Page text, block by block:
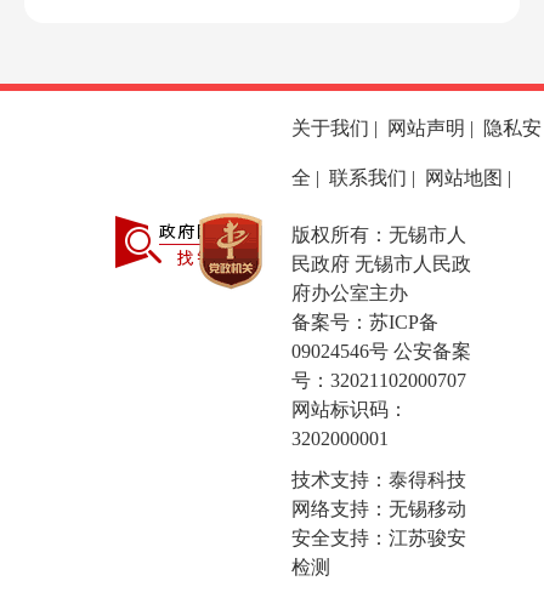
关于我们 | 网站声明 | 隐私安
全 | 联系我们 | 网站地图 |
版权所有：无锡市人
民政府 无锡市人民政
府办公室主办
备案号： 苏ICP备
09024546号 公安备案
号：32021102000707
网站标识码：
3202000001
技术支持：泰得科技
网络支持：无锡移动
安全支持：江苏骏安
检测